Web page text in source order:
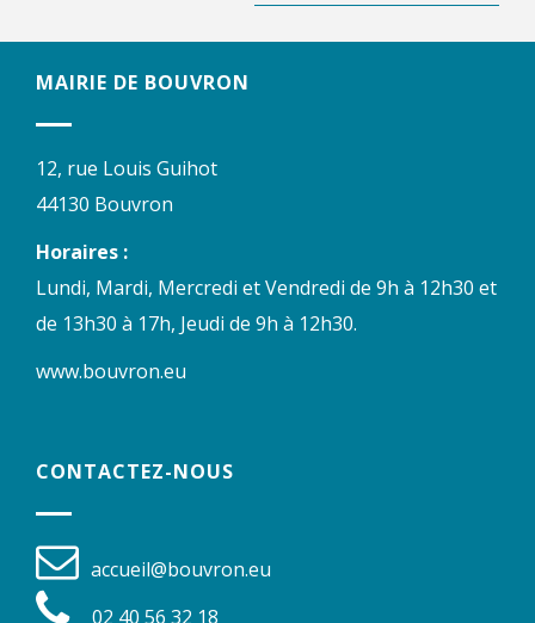
MAIRIE DE BOUVRON
12, rue Louis Guihot
44130 Bouvron
Horaires :
Lundi, Mardi, Mercredi et Vendredi de 9h à 12h30 et
de 13h30 à 17h, Jeudi de 9h à 12h30.
www.bouvron.eu
CONTACTEZ-NOUS
accueil@bouvron.eu
02 40 56 32 18